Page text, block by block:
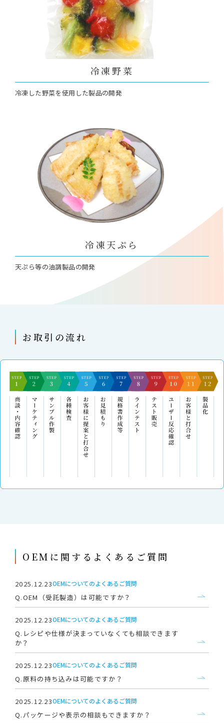
冷凍野菜
冷凍した野菜を使用した製品の開発
冷凍天ぷら
天ぷら等の油調製品の開発
お取引の流れ
OEMに関するよくあるご質問
2025.12.23OEMについてのよくあるご質問
Q.OEM（受託製造）は可能ですか？
2025.12.23OEMについてのよくあるご質問
Q.レシピや仕様が決まっていなくても相談できます
か？
2025.12.23OEMについてのよくあるご質問
Q.原料の持ち込みは可能ですか？
2025.12.23OEMについてのよくあるご質問
Q.パッケージや表示の相談もできますか？